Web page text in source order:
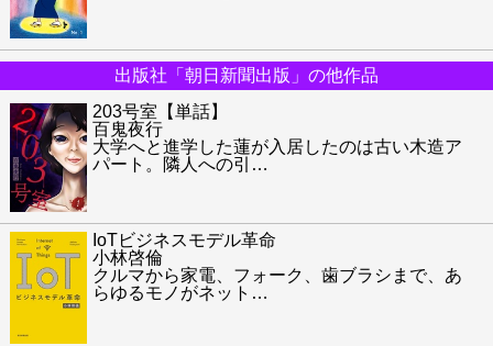
出版社「朝日新聞出版」の他作品
203号室【単話】
百鬼夜行
大学へと進学した蓮が入居したのは古い木造ア
パート。隣人への引 …
IoTビジネスモデル革命
小林啓倫
クルマから家電、フォーク、歯ブラシまで、あ
らゆるモノがネット …